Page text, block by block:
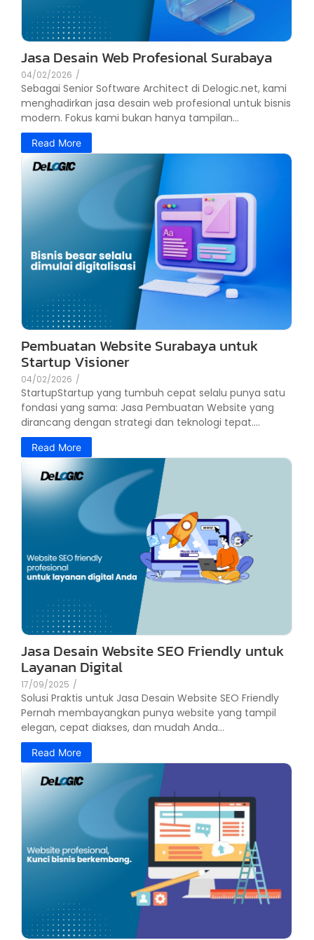
Jasa Desain Web Profesional Surabaya
04/02/2026 /
Sebagai Senior Software Architect di Delogic.net, kami
menghadirkan jasa desain web profesional untuk bisnis
modern. Fokus kami bukan hanya tampilan...
Read More
Pembuatan Website Surabaya untuk
Startup Visioner
04/02/2026 /
StartupStartup yang tumbuh cepat selalu punya satu
fondasi yang sama: Jasa Pembuatan Website yang
dirancang dengan strategi dan teknologi tepat....
Read More
Jasa Desain Website SEO Friendly untuk
Layanan Digital
17/09/2025 /
Solusi Praktis untuk Jasa Desain Website SEO Friendly
Pernah membayangkan punya website yang tampil
elegan, cepat diakses, dan mudah Anda...
Read More